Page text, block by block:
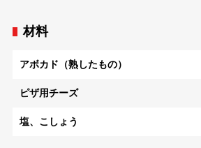
材料
アボカド（熟したもの）
ピザ用チーズ
塩、こしょう